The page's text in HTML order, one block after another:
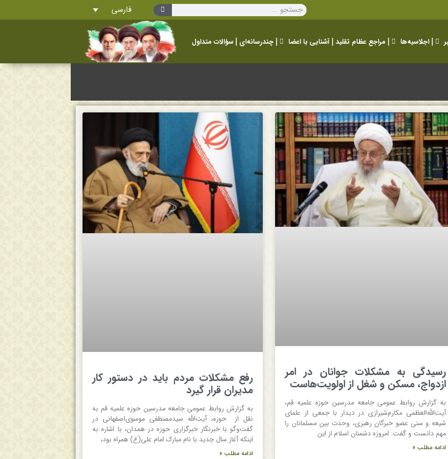
فارسی
اجلاسیه‌ها مراجع عظام تقلید آشنایی با اعضا چندرسانه‌ای سؤالات متداول
رسیدگی به مشکلات جوانان در امر
ازدواج، مسکن و شغل از اولویت‌هاست
به گزارش روابط عمومی جامعه مدرسین حوزه علمیه قم،
آیت‌الله‌العظمی مکارم‌شیرازی در دیدار با جمعی از علمای
شیعه و سنی عضو خبرگان رهبری، وحدت بین مسلمانان را
مهم دانست و گفت: امروزه دشمنان اسلام از این
ادامه مطلب »
رفع مشکلات مردم باید در دستور کار
مدیران قرار گیرد
به گزارش روابط عمومی جامعه مدرسین حوزه علمیه قم به
نقل از حوزه، آیت‌الله سیدمصطفی موسوی‌اصفهانی در
گفت‌وگو با خبرنگار خبرگزاری حوزه در همدان، با اشاره به
اینکه آغاز سال جدید با نام مبارک امام علی(ع) همراه بود،
ادامه مطلب »